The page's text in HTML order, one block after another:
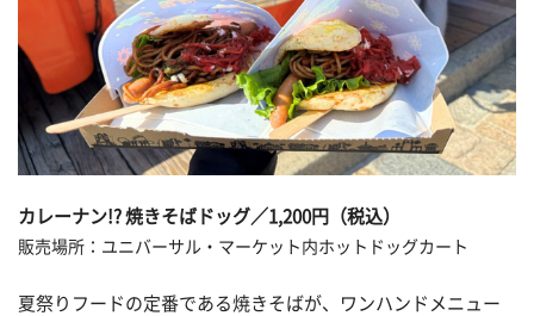
カレーナン!? 焼きそばドッグ／1,200円（税込）
販売場所：ユニバーサル・マーケット内ホットドッグカート
夏祭りフードの定番である焼きそばが、ワンハンドメニュー